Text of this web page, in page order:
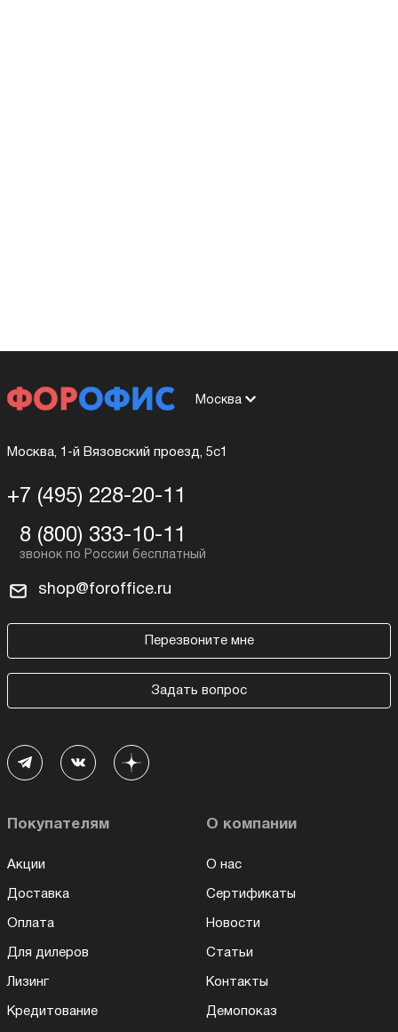
Москва
Москва, 1-й Вязовский проезд, 5с1
+7 (495) 228-20-11
8 (800) 333-10-11
shop@foroffice.ru
Перезвоните мне
Задать вопрос
Покупателям
Акции
Доставка
Оплата
Для дилеров
Лизинг
Кредитование
О компании
О нас
Сертификаты
Новости
Статьи
Контакты
Демопоказ